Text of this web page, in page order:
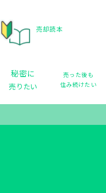
売却読本
秘密に
売りたい
売った後も
住み続けたい